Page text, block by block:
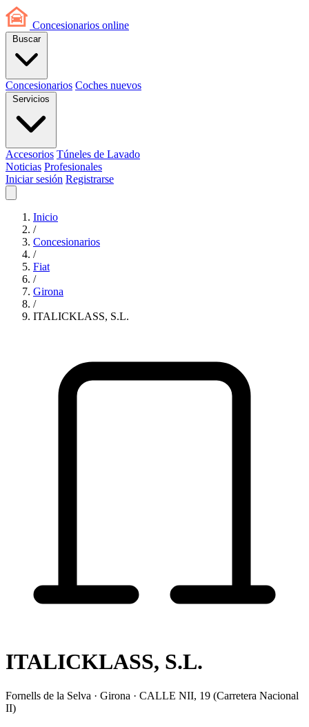
Concesionarios online
Buscar
Concesionarios Coches nuevos
Servicios
Accesorios Túneles de Lavado
Noticias Profesionales
Iniciar sesión Registrarse
Inicio
/
Concesionarios
/
Fiat
/
Girona
/
ITALICKLASS, S.L.
ITALICKLASS, S.L.
Fornells de la Selva · Girona · CALLE NII, 19 (Carretera Nacional
II)